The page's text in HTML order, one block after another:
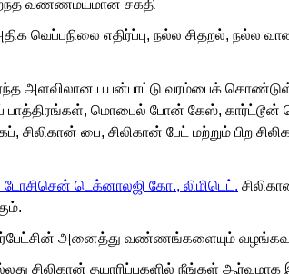
வண்ணமயமான சக்தி
வெப்பநிலை எதிர்ப்பு, நல்ல சிதறல்,
அளவிலான பயன்பாட்டு வரம்பைக்
பாத்திரங்கள், மொபைல் போன் கேஸ்,
சிலிகான் பை, சிலிகான் பேட் மற்றும் பிற
டெக்னாலஜி கோ., லிமிடெட்.
அனைத்து வண்ணங்களையும்
சிலிகான் தயாரிப்புகளில் நீங்கள் ஆர்வமாக